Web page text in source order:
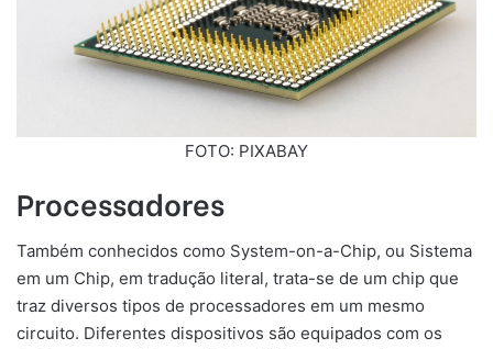
FOTO: PIXABAY
Processadores
Também conhecidos como System-on-a-Chip, ou Sistema
em um Chip, em tradução literal, trata-se de um chip que
traz diversos tipos de processadores em um mesmo
circuito. Diferentes dispositivos são equipados com os